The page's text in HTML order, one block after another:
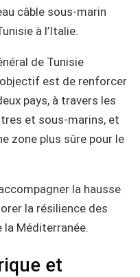
câble sous-marin
à l’Italie.
de Tunisie
est de renforcer
pays, à travers les
et sous-marins, et
zone plus sûre pour le
la hausse
la résilience des
la Méditerranée.
et